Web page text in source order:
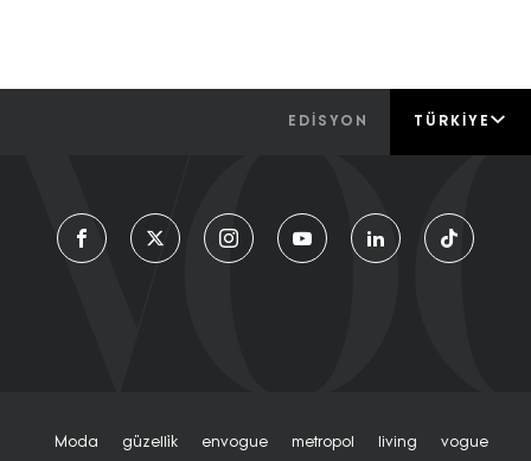
EDİSYON TÜRKIYE
Moda Güzelli̇k Envogue Metropol Living Vogue